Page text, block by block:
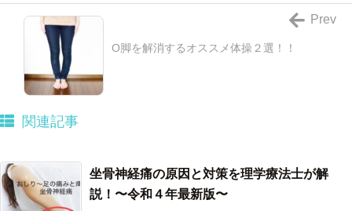
O脚を解消するオススメ体操２選！！
Prev
関連記事
坐骨神経痛の原因と対策を理学療法士が解
説！〜令和４年最新版〜